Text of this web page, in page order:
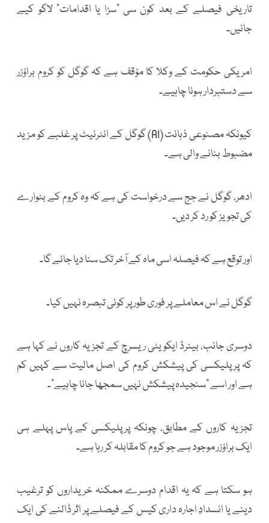
تاریخی فیصلے کے بعد کون سی "سزا یا اقدامات" لاگو کیے
جائیں۔
امریکی حکومت کے وکلا کا مؤقف ہے کہ گوگل کو کروم براؤزر
سے دستبردار ہونا چاہیے۔
کیونکہ مصنوعی ذہانت (AI) گوگل کے انٹرنیٹ پر غلبے کو مزید
مضبوط بنانے والی ہے۔
ادھر، گوگل نے جج سے درخواست کی ہے کہ وہ کروم کے بٹوارے
کی تجویز کو رد کر دیں۔
اور توقع ہے کہ فیصلہ اسی ماہ کے آخر تک سنا دیا جائے گا۔
گوگل نے اس معاملے پر فوری طور پر کوئی تبصرہ نہیں کیا۔
دوسری جانب، بیئرڈ ایکویٹی ریسرچ کے تجزیہ کاروں نے کہا ہے
کہ پرپلیکسی کی پیشکش کروم کی اصل مالیت سے کہیں کم
ہے اور اسے "سنجیدہ پیشکش نہیں سمجھا جانا چاہیے"۔
تجزیہ کاروں کے مطابق، چونکہ پرپلیکسی کے پاس پہلے ہی
ایک براؤزر موجود ہے جو کروم کا مقابلہ کر رہا ہے۔
ہو سکتا ہے کہ یہ اقدام دوسرے ممکنہ خریداروں کو ترغیب
دینے یا انسدادِ اجارہ داری کیس کے فیصلے پر اثر ڈالنے کی ایک